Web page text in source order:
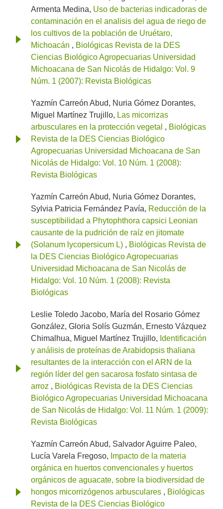
Armenta Medina, Uso de bacterias indicadoras de
contaminación en el analisis del agua de riego de
los cultivos de la población de Uruétaro,
Michoacán , Biológicas Revista de la DES
Ciencias Biológico Agropecuarias Universidad
Michoacana de San Nicolás de Hidalgo: Vol. 9
Núm. 1 (2007): Revista Biológicas
Yazmín Carreón Abud, Nuria Gómez Dorantes,
Miguel Martínez Trujillo, Las micorrizas
arbusculares en la protección vegetal , Biológicas
Revista de la DES Ciencias Biológico
Agropecuarias Universidad Michoacana de San
Nicolás de Hidalgo: Vol. 10 Núm. 1 (2008):
Revista Biológicas
Yazmín Carreón Abud, Nuria Gómez Dorantes,
Sylvia Patricia Fernández Pavía, Reducción de la
susceptibilidad a Phytophthora capsici Leonian
causante de la pudrición de raíz en jitomate
(Solanum lycopersicum L) , Biológicas Revista de
la DES Ciencias Biológico Agropecuarias
Universidad Michoacana de San Nicolás de
Hidalgo: Vol. 10 Núm. 1 (2008): Revista
Biológicas
Leslie Toledo Jacobo, María del Rosario Gómez
González, Gloria Solís Guzmán, Ernesto Vázquez
Chimalhua, Miguel Martínez Trujillo, Identificación
y análisis de proteínas de Arabidopsis thaliana
resultantes de la interacción con el ARN de la
región líder del gen sacarosa fosfato sintasa de
arroz , Biológicas Revista de la DES Ciencias
Biológico Agropecuarias Universidad Michoacana
de San Nicolás de Hidalgo: Vol. 11 Núm. 1 (2009):
Revista Biológicas
Yazmín Carreón Abud, Salvador Aguirre Paleo,
Lucía Varela Fregoso, Impacto de la materia
orgánica en huertos convencionales y huertos
orgánicos de aguacate, sobre la biodiversidad de
hongos micorrizógenos arbusculares , Biológicas
Revista de la DES Ciencias Biológico